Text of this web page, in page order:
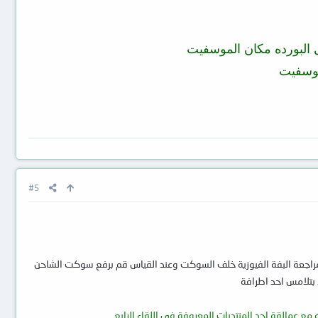
مكان الموسفيت
#5
البفة الفيوزية خلف السوكت وعند القياس قم برفع سوكت الشاحن
احد اطرافة
احد المنتديات المعروفة فى اللقاء الرابع